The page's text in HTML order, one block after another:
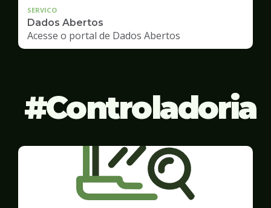
SERVICO
Dados Abertos
Acesse o portal de Dados Abertos
Controladoria